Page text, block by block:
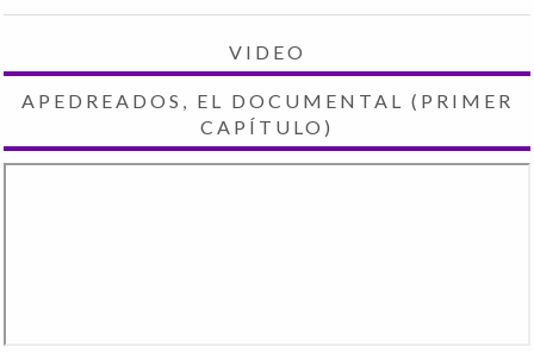
VIDEO
APEDREADOS, EL DOCUMENTAL (PRIMER
CAPÍTULO)